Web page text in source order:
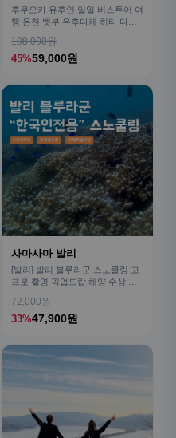
후쿠오카 유후인 일일 버스투어 여
행 온천 벳부 유후다케 히타 다자
108,000원
45%59,000원
사마사마 발리
[발리] 발리 블루라군 스노쿨링 고
프로 촬영 픽업드랍 해양 수상 액
72,000원
33%47,900원